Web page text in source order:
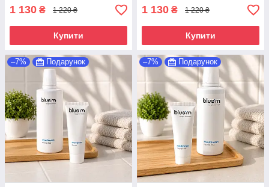
1 130 ₴ 1 220 ₴
Купити
1 130 ₴ 1 220 ₴
Купити
–7% Подарунок –7% Подарунок